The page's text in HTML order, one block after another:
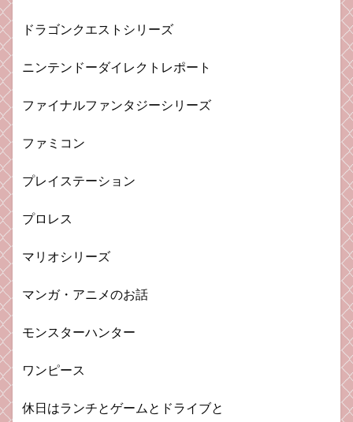
ドラゴンクエストシリーズ
ニンテンドーダイレクトレポート
ファイナルファンタジーシリーズ
ファミコン
プレイステーション
プロレス
マリオシリーズ
マンガ・アニメのお話
モンスターハンター
ワンピース
休日はランチとゲームとドライブと